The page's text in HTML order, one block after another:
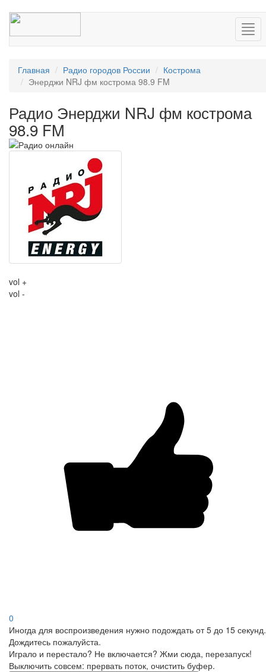
Главная Радио городов России
Кострома
Энерджи NRJ фм кострома 98.9 FM
Радио Энерджи NRJ фм кострома
98.9 FM
vol +
vol -
0
Иногда для воспроизведения нужно подождать от 5 до 15 секунд.
Дождитесь пожалуйста.
Играло и перестало? Не включается? Жми сюда, перезапуск!
Выключить совсем: прервать поток, очистить буфер.